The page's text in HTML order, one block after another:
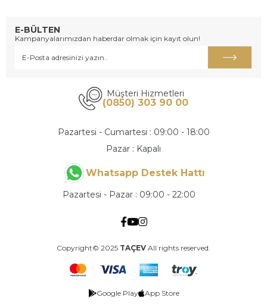
E-BÜLTEN
Kampanyalarımızdan haberdar olmak için kayıt olun!
Müşteri Hizmetleri
(0850) 303 90 00
Pazartesi - Cumartesi : 09:00 - 18:00
Pazar : Kapalı
Whatsapp Destek Hattı
Pazartesi - Pazar : 09:00 - 22:00
Copyright© 2025 TAÇEV All rights reserved.
Google Play App Store